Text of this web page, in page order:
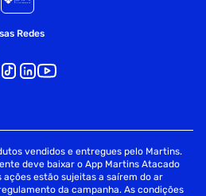
Redes
vendidos e entregues pelo Martins.
deve baixar o App Martins Atacado
ações estão sujeitas a saírem do ar
da campanha. As condições